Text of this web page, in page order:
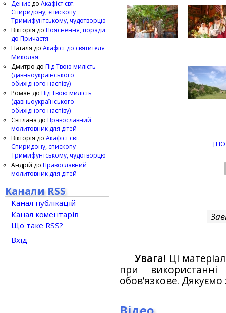
Увага! Ці
при
обов’язкове.
Денис до Акафіст свт.
Спиридону, єпископу
Тримифунтському, чудотворцю
Вікторія до Пояснення, поради
до Причастя
Наталя до Акафіст до святителя
Миколая
Дмитро до Під Твою милість
(давньоукраїнського
обихідного наспіву)
Роман до Під Твою милість
(давньоукраїнського
обихідного наспіву)
Світлана до Православний
молитовник для дітей
Вікторія до Акафіст свт.
Спиридону, єпископу
Тримифунтському, чудотворцю
Андрій до Православний
молитовник для дітей
Канали RSS
Канал публікацій
Канал коментарів
Що таке RSS?
Вхід